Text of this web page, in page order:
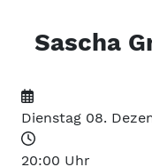
Sascha
Dienstag 08.
20:00 Uhr